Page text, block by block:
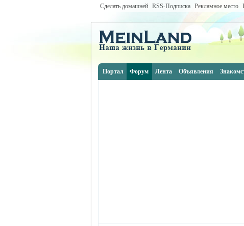
Сделать домашней RSS-Подписка Рекламное место
Портал Форум Лента Объявления